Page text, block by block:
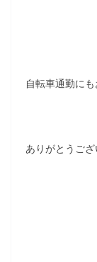
自転車通勤に
ありがとうご